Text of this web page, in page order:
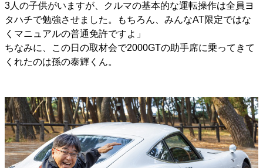
3人の子供がいますが、クルマの基本的な運転操作は全員ヨ
タハチで勉強させました。もちろん、みんなAT限定ではな
くマニュアルの普通免許ですよ」
ちなみに、この日の取材会で2000GTの助手席に乗ってきて
くれたのは孫の泰輝くん。